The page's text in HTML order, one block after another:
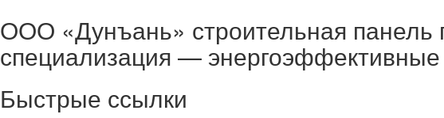
ООО «Дунъань» строительная панель
специализация —
Быстрые ссылки